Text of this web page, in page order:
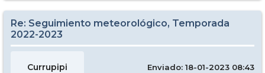
Re: Seguimiento meteorológico, Temporada
2022-2023
Currupipi Enviado: 18-01-2023 08:43